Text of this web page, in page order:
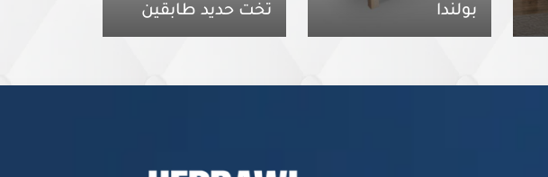
بولندا تخت حديد طابقين